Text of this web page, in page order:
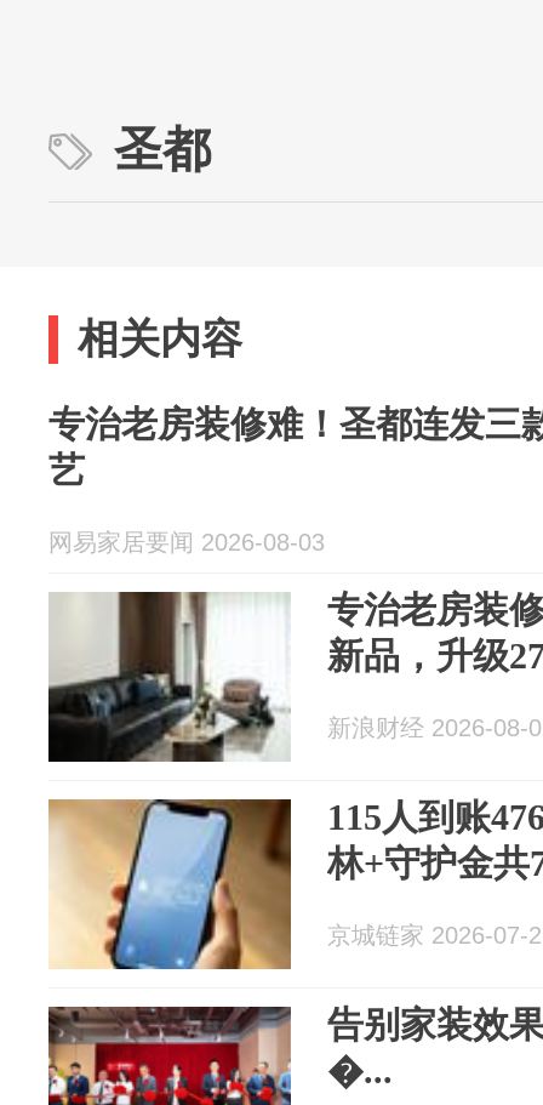
圣都
相关内容
专治老房装修难！圣都连发三
艺
网易家居要闻 2026-08-03
专治老房装
新品，升级
新浪财经 2026-08-
115人到账
林+守护金共
京城链家 2026-07-
告别家装效
�...